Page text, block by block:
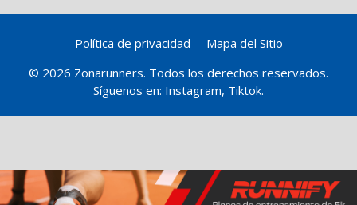
Política de privacidad
Mapa del Sitio
© 2026 Zonarunners. Todos los derechos reservados.
Síguenos en: Instagram, Tiktok.